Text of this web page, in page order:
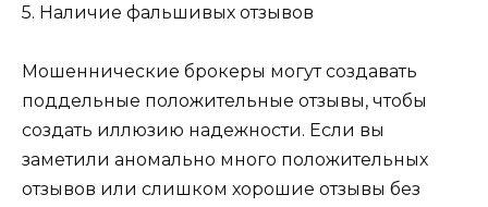
5. Наличие фальшивых отзывов
Мошеннические брокеры могут создавать
поддельные положительные отзывы, чтобы
создать иллюзию надежности. Если вы
заметили аномально много положительных
отзывов или слишком хорошие отзывы без